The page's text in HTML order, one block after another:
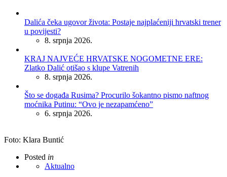
Dalića čeka ugovor života: Postaje najplaćeniji hrvatski trener
u povijesti?
8. srpnja 2026.
KRAJ NAJVEĆE HRVATSKE NOGOMETNE ERE:
Zlatko Dalić otišao s klupe Vatrenih
8. srpnja 2026.
Što se događa Rusima? Procurilo šokantno pismo naftnog
moćnika Putinu: “Ovo je nezapamćeno”
6. srpnja 2026.
Foto: Klara Buntić
Posted in
Aktualno